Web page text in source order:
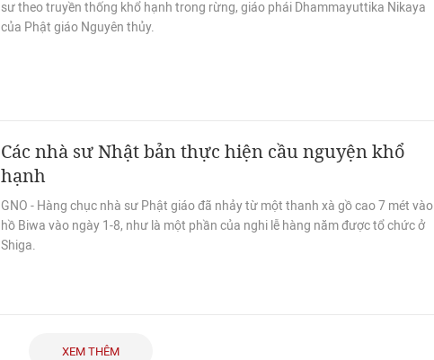
sư theo truyền thống khổ hạnh trong rừng, giáo phái Dhammayuttika Nikaya
của Phật giáo Nguyên thủy.
Các nhà sư Nhật bản thực hiện cầu nguyện khổ
hạnh
GNO - Hàng chục nhà sư Phật giáo đã nhảy từ một thanh xà gồ cao 7 mét vào
hồ Biwa vào ngày 1-8, như là một phần của nghi lễ hàng năm được tổ chức ở
Shiga.
XEM THÊM